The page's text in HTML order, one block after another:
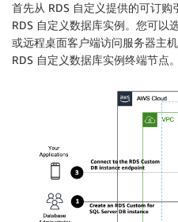
首先从 RDS 自定义提供的可订购
RDS 自定义数据库实例。您可以
或远程桌面客户端访问服务器主
RDS 自定义数据库实例终端节点。